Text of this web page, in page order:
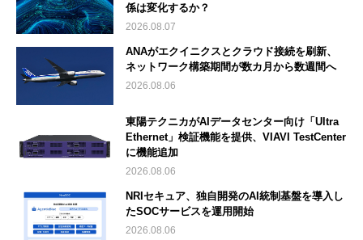
係は変化するか？
2026.08.07
ANAがエクイニクスとクラウド接続を刷新、
ネットワーク構築期間が数カ月から数週間へ
2026.08.06
東陽テクニカがAIデータセンター向け「Ultra
Ethernet」検証機能を提供、VIAVI TestCenter
に機能追加
2026.08.06
NRIセキュア、独自開発のAI統制基盤を導入し
たSOCサービスを運用開始
2026.08.06